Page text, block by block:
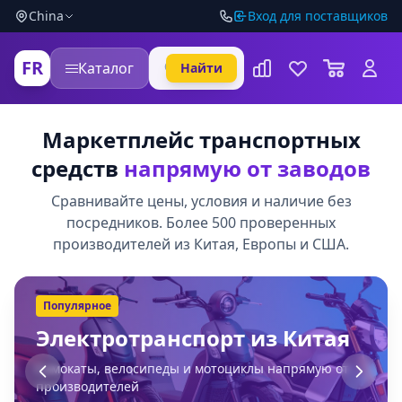
China Вход для поставщиков
FR Каталог Найти
Маркетплейс транспортных
средств напрямую от заводов
Сравнивайте цены, условия и наличие без
посредников. Более 500 проверенных
производителей из Китая, Европы и США.
Популярное
Электротранспорт из Китая
Самокаты, велосипеды и мотоциклы напрямую от
производителей